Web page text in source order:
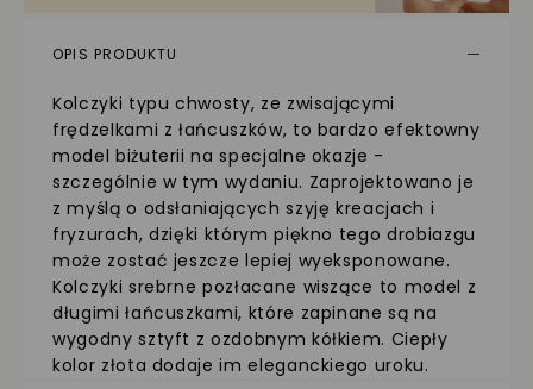
OPIS PRODUKTU
Kolczyki typu chwosty, ze zwisającymi
frędzelkami z łańcuszków, to bardzo efektowny
model biżuterii na specjalne okazje -
szczególnie w tym wydaniu. Zaprojektowano je
z myślą o odsłaniających szyję kreacjach i
fryzurach, dzięki którym piękno tego drobiazgu
może zostać jeszcze lepiej wyeksponowane.
Kolczyki srebrne pozłacane wiszące to model z
długimi łańcuszkami, które zapinane są na
wygodny sztyft z ozdobnym kółkiem. Ciepły
kolor złota dodaje im eleganckiego uroku.